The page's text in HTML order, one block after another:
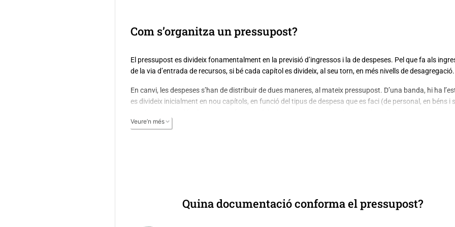
Com s’organitza un pressupost?
El pressupost es divideix fonamentalment en la previsió d’ingressos i la de despeses. Pel que fa als
de la via d’entrada de recursos, si bé cada capítol es divideix, al seu torn, en més nivells de desagregació.
En canvi, les despeses s’han de distribuir de dues maneres, al mateix pressupost. D’una banda, hi ha
es divideix inicialment en nou capítols, en funció del tipus de despesa que es faci (de personal, en béns i
àrees, que després es desagreguen més (serveis públics bàsics, protecció i promoció social, béns
Veure’n més
Quina documentació conforma el pressupost?